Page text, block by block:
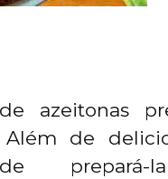
azeitonas
de
prepará-